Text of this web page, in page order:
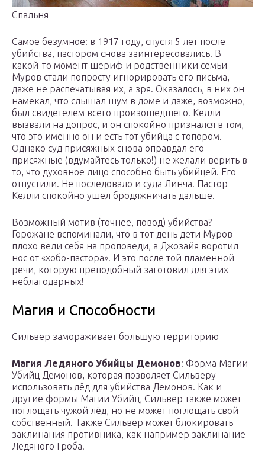
Спальня
Самое безумное: в 1917 году, спустя 5 лет после
убийства, пастором снова заинтересовались. В
какой-то момент шериф и родственники семьи
Муров стали попросту игнорировать его письма,
даже не распечатывая их, а зря. Оказалось, в них он
намекал, что слышал шум в доме и даже, возможно,
был свидетелем всего произошедшего. Келли
вызвали на допрос, и он спокойно признался в том,
что это именно он и есть тот убийца с топором.
Однако суд присяжных снова оправдал его —
присяжные (вдумайтесь только!) не желали верить в
то, что духовное лицо способно быть убийцей. Его
отпустили. Не последовало и суда Линча. Пастор
Келли спокойно ушел бродяжничать дальше.
Возможный мотив (точнее, повод) убийства?
Горожане вспоминали, что в тот день дети Муров
плохо вели себя на проповеди, а Джозайя воротил
нос от «хобо-пастора». И это после той пламенной
речи, которую преподобный заготовил для этих
неблагодарных!
Магия и Способности
Сильвер замораживает большую территорию
Магия Ледяного Убийцы Демонов: Форма Магии
Убийц Демонов, которая позволяет Сильверу
использовать лёд для убийства Демонов. Как и
другие формы Магии Убийц, Сильвер также может
поглощать чужой лёд, но не может поглощать свой
собственный. Также Сильвер может блокировать
заклинания противника, как например заклинание
Ледяного Гроба.